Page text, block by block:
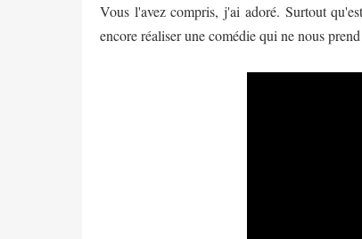
Vous l'avez compris, j'ai adoré. Surtout
encore réaliser une comédie qui ne nous